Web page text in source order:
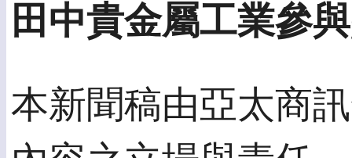
田中貴金屬工業參
本新聞稿由亞太商